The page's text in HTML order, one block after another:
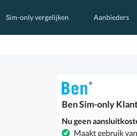
Sim-only vergelijken Aanbieders
BenSim-only
Nu geen
Maakt gebruik